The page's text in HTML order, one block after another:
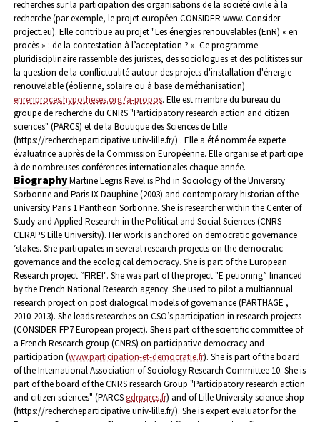
recherches sur la participation des organisations de la société civile à la
recherche (par exemple, le projet européen CONSIDER www. Consider-
project.eu). Elle contribue au projet "Les énergies renouvelables (EnR) « en
procès » : de la contestation à l’acceptation ? ». Ce programme
pluridisciplinaire rassemble des juristes, des sociologues et des politistes sur
la question de la conflictualité autour des projets d'installation d'énergie
renouvelable (éolienne, solaire ou à base de méthanisation)
enrenproces.hypotheses.org/a-propos. Elle est membre du bureau du
groupe de recherche du CNRS "Participatory research action and citizen
sciences" (PARCS) et de la Boutique des Sciences de Lille
(https://rechercheparticipative.univ-lille.fr/) . Elle a été nommée experte
évaluatrice auprès de la Commission Européenne. Elle organise et participe
à de nombreuses conférences internationales chaque année.
BiographyMartine Legris Revel is Phd in Sociology of the University
Sorbonne and Paris IX Dauphine (2003) and contemporary historian of the
university Paris 1 Pantheon Sorbonne. She is researcher within the Center of
Study and Applied Research in the Political and Social Sciences (CNRS -
CERAPS Lille University). Her work is anchored on democratic governance
‘stakes. She participates in several research projects on the democratic
governance and the ecological democracy. She is part of the European
Research project “FIRE!". She was part of the project "E petioning” financed
by the French National Research agency. She used to pilot a multiannual
research project on post dialogical models of governance (PARTHAGE ,
2010-2013). She leads researches on CSO’s participation in research projects
(CONSIDER FP7 European project). She is part of the scientific committee of
a French Research group (CNRS) on participative democracy and
participation (www.participation-et-democratie.fr). She is part of the board
of the International Association of Sociology Research Committee 10. She is
part of the board of the CNRS research Group "Participatory research action
and citizen sciences" (PARCSgdrparcs.fr) and of Lille University science shop
(https://rechercheparticipative.univ-lille.fr/). She is expert evaluator for the